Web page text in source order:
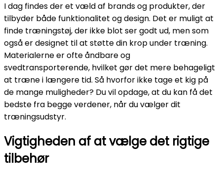
I dag findes der et væld af brands og produkter, der
tilbyder både funktionalitet og design. Det er muligt at
finde træningstøj, der ikke blot ser godt ud, men som
også er designet til at støtte din krop under træning.
Materialerne er ofte åndbare og
svedtransporterende, hvilket gør det mere behageligt
at træne i længere tid. Så hvorfor ikke tage et kig på
de mange muligheder? Du vil opdage, at du kan få det
bedste fra begge verdener, når du vælger dit
træningsudstyr.
Vigtigheden af at vælge det rigtige
tilbehør